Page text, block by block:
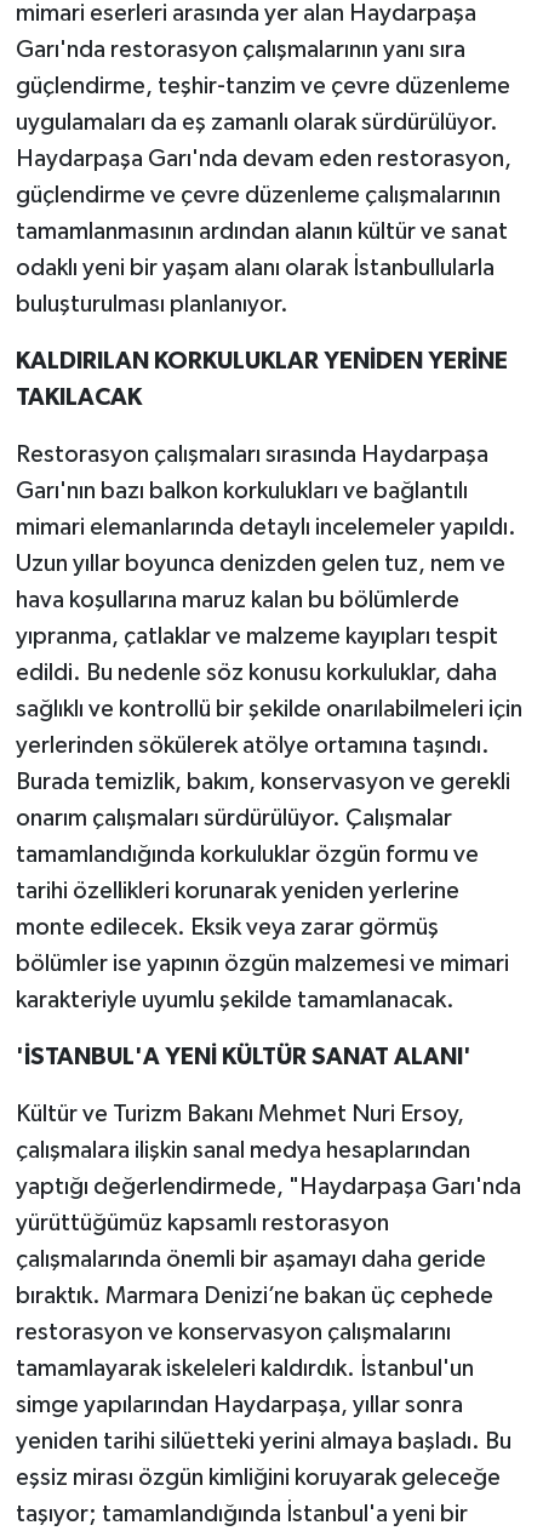
mimari eserleri arasında yer alan Haydarpaşa
Garı'nda restorasyon çalışmalarının yanı sıra
güçlendirme, teşhir-tanzim ve çevre düzenleme
uygulamaları da eş zamanlı olarak sürdürülüyor.
Haydarpaşa Garı'nda devam eden restorasyon,
güçlendirme ve çevre düzenleme çalışmalarının
tamamlanmasının ardından alanın kültür ve sanat
odaklı yeni bir yaşam alanı olarak İstanbullularla
buluşturulması planlanıyor.
KALDIRILAN KORKULUKLAR YENİDEN YERİNE
TAKILACAK
Restorasyon çalışmaları sırasında Haydarpaşa
Garı'nın bazı balkon korkulukları ve bağlantılı
mimari elemanlarında detaylı incelemeler yapıldı.
Uzun yıllar boyunca denizden gelen tuz, nem ve
hava koşullarına maruz kalan bu bölümlerde
yıpranma, çatlaklar ve malzeme kayıpları tespit
edildi. Bu nedenle söz konusu korkuluklar, daha
sağlıklı ve kontrollü bir şekilde onarılabilmeleri için
yerlerinden sökülerek atölye ortamına taşındı.
Burada temizlik, bakım, konservasyon ve gerekli
onarım çalışmaları sürdürülüyor. Çalışmalar
tamamlandığında korkuluklar özgün formu ve
tarihi özellikleri korunarak yeniden yerlerine
monte edilecek. Eksik veya zarar görmüş
bölümler ise yapının özgün malzemesi ve mimari
karakteriyle uyumlu şekilde tamamlanacak.
'İSTANBUL'A YENİ KÜLTÜR SANAT ALANI'
Kültür ve Turizm Bakanı Mehmet Nuri Ersoy,
çalışmalara ilişkin sanal medya hesaplarından
yaptığı değerlendirmede, "Haydarpaşa Garı'nda
yürüttüğümüz kapsamlı restorasyon
çalışmalarında önemli bir aşamayı daha geride
bıraktık. Marmara Denizi’ne bakan üç cephede
restorasyon ve konservasyon çalışmalarını
tamamlayarak iskeleleri kaldırdık. İstanbul'un
simge yapılarından Haydarpaşa, yıllar sonra
yeniden tarihi silüetteki yerini almaya başladı. Bu
eşsiz mirası özgün kimliğini koruyarak geleceğe
taşıyor; tamamlandığında İstanbul'a yeni bir